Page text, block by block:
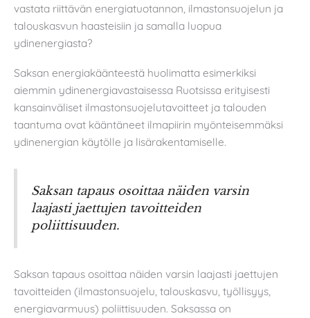
vastata riittävän energiatuotannon, ilmastonsuojelun ja
talouskasvun haasteisiin ja samalla luopua
ydinenergiasta?
Saksan energiakäänteestä huolimatta esimerkiksi
aiemmin ydinenergiavastaisessa Ruotsissa erityisesti
kansainväliset ilmastonsuojelutavoitteet ja talouden
taantuma ovat kääntäneet ilmapiirin myönteisemmäksi
ydinenergian käytölle ja lisärakentamiselle.
Saksan tapaus osoittaa näiden varsin
laajasti jaettujen tavoitteiden
poliittisuuden.
Saksan tapaus osoittaa näiden varsin laajasti jaettujen
tavoitteiden (ilmastonsuojelu, talouskasvu, työllisyys,
energiavarmuus) poliittisuuden. Saksassa on